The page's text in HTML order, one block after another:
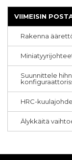
VIIMEISIN
Rakenna
Suunnittele
HRC-
Älykkäitä